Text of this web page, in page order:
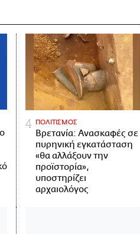
ΠΟΛΙΤΙΣΜΟΣ
Βρετανία: Ανασκαφές σε
πυρηνική εγκατάσταση
«θα αλλάξουν την
προϊστορία»,
υποστηρίζει
αρχαιολόγος